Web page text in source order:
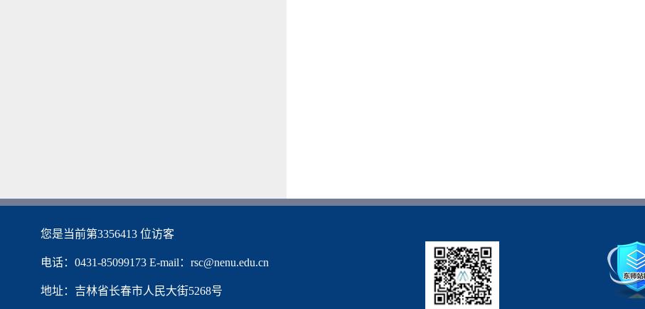
您是当前第3356413 位访客
电话：0431-85099173 E-mail：rsc@nenu.edu.cn
地址：吉林省长春市人民大街5268号